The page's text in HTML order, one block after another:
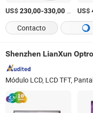
US$230,00-330,00 US$
Contacto
Shenzhen LianXun